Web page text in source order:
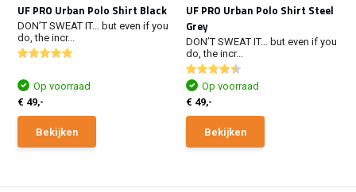
UF PRO Urban Polo Shirt Black
DON’T SWEAT IT… but even if you
do, the incr...
Op voorraad
€ 49,-
Bekijken
UF PRO Urban Polo Shirt Steel
Grey
DON’T SWEAT IT… but even if you
do, the incr...
Op voorraad
€ 49,-
Bekijken